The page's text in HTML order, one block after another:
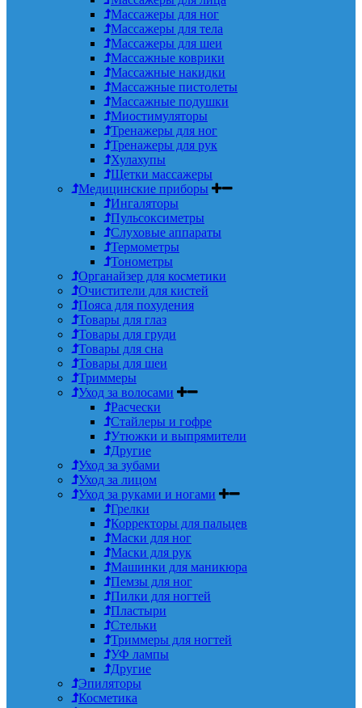
Массажеры для ног
Массажеры для тела
Массажеры для шеи
Массажные коврики
Массажные накидки
Массажные пистолеты
Массажные подушки
Миостимуляторы
Тренажеры для ног
Тренажеры для рук
Хулахупы
Щетки массажеры
Медицинские приборы
Ингаляторы
Пульсоксиметры
Слуховые аппараты
Термометры
Тонометры
Органайзер для косметики
Очистители для кистей
Пояса для похудения
Товары для глаз
Товары для груди
Товары для сна
Товары для шеи
Триммеры
Уход за волосами
Расчески
Стайлеры и гофре
Утюжки и выпрямители
Другие
Уход за зубами
Уход за лицом
Уход за руками и ногами
Грелки
Корректоры для пальцев
Маски для ног
Маски для рук
Машинки для маникюра
Пемзы для ног
Пилки для ногтей
Пластыри
Стельки
Триммеры для ногтей
УФ лампы
Другие
Эпиляторы
Косметика